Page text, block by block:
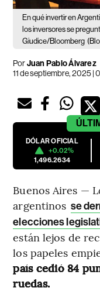
En qué invertir en
los inversores se
Giudice/Bloomberg
PorJuan Pablo Álvarez
11 de septiembre, 2025 |
DÓLAR OFICIAL
+0.02%
1,496.2634
Buenos Aires —
argentinos se
elecciones
están lejos de
los papeles
país cedió 84
ruedas.